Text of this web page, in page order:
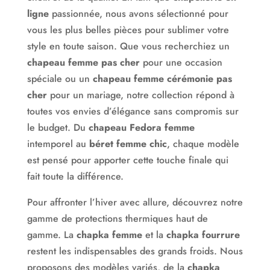
La boutique Hat-mode vous propose une sélection
incroyable de couvre-chefs pour hommes, femmes et
enfants : chapeaux, casquettes, bérets, bobs,
bonnets, chapka, bandeaux, turbans, foulards… pour
répondre à toutes les envies et à tous les modes de
vie.
Afin de faciliter votre choix, de larges gammes de
produits vous sont présentées à travers un éventail
impressionnant de thèmes variés et précis.
Les classiques bien sûr : Hiver-neige, Soleil anti-uv,
Cocktail cérémonie, Fête cadeau, Retro-Vintage…
Mais aussi : African mode, Arabic mode, Baby mode,
Sleeping mode, Militaire, Chimiothérapie, Cuir mode,
Luxe mode…
lignepassionnée, nous avons sélectionné pour
vous les plus belles pièces pour sublimer votre
style en toute saison. Que vous recherchiez un
chapeau femme pas cherpour une occasion
spéciale ou un chapeau femme cérémonie pas
cherpour un mariage, notre collection répond à
toutes vos envies d’élégance sans compromis sur
le budget. Du chapeau Fedora femme
intemporel au béret femme chic, chaque modèle
est pensé pour apporter cette touche finale qui
fait toute la différence.
Pour affronter l’hiver avec allure, découvrez notre
gamme de protections thermiques haut de
gamme. La chapka femmeet la chapka fourrure
restent les indispensables des grands froids. Nous